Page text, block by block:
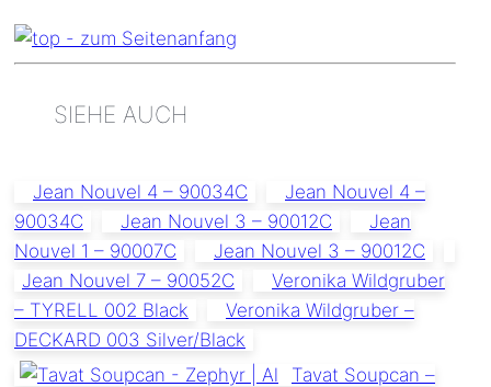
SIEHE AUCH
Jean Nouvel 4 – 90034C
Jean Nouvel 4 –
90034C
Jean Nouvel 3 – 90012C
Jean
Nouvel 1 – 90007C
Jean Nouvel 3 – 90012C
Jean Nouvel 7 – 90052C
Veronika Wildgruber
– TYRELL 002 Black
Veronika Wildgruber –
DECKARD 003 Silver/Black
Tavat Soupcan –